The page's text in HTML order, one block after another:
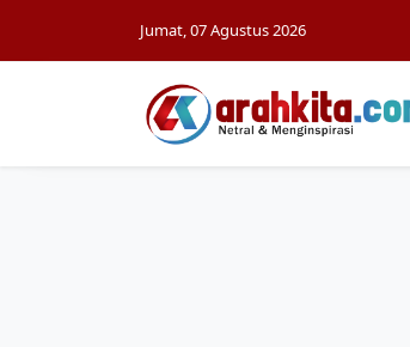
Jumat, 07 Agustus 2026